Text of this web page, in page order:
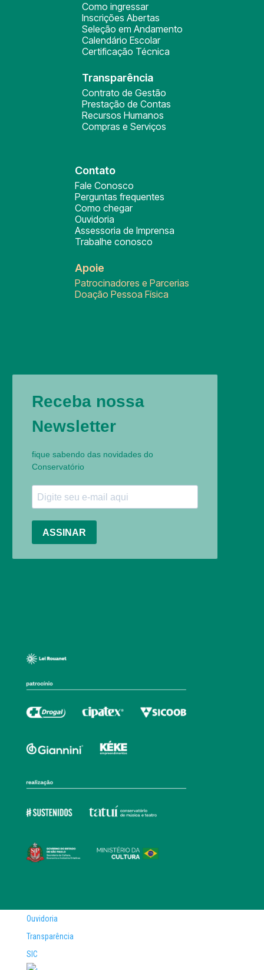
Como ingressar
Inscrições Abertas
Seleção em Andamento
Calendário Escolar
Certificação Técnica
Transparência
Contrato de Gestão
Prestação de Contas
Recursos Humanos
Compras e Serviços
Contato
Fale Conosco
Perguntas frequentes
Como chegar
Ouvidoria
Assessoria de Imprensa
Trabalhe conosco
Apoie
Patrocinadores e Parcerias
Doação Pessoa Física
Ouvidoria
Transparência
SIC